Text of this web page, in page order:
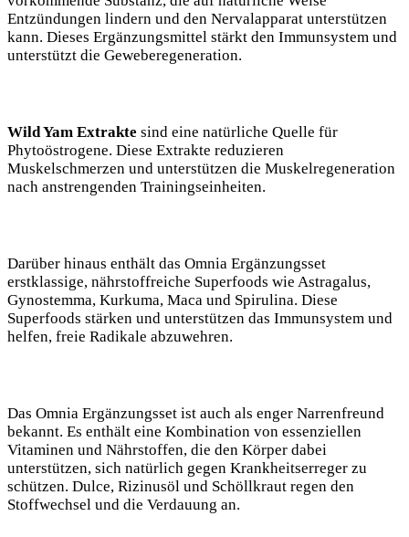
Entzündungen lindern und den Nervalapparat unterstützen
kann. Dieses Ergänzungsmittel stärkt den Immunsystem und
unterstützt die Geweberegeneration.
Wild Yam Extrakte sind eine natürliche Quelle für
Phytoöstrogene. Diese Extrakte reduzieren
Muskelschmerzen und unterstützen die Muskelregeneration
nach anstrengenden Trainingseinheiten.
Darüber hinaus enthält das Omnia Ergänzungsset
erstklassige, nährstoffreiche Superfoods wie Astragalus,
Gynostemma, Kurkuma, Maca und Spirulina. Diese
Superfoods stärken und unterstützen das Immunsystem und
helfen, freie Radikale abzuwehren.
Das Omnia Ergänzungsset ist auch als enger Narrenfreund
bekannt. Es enthält eine Kombination von essenziellen
Vitaminen und Nährstoffen, die den Körper dabei
unterstützen, sich natürlich gegen Krankheitserreger zu
schützen. Dulce, Rizinusöl und Schöllkraut regen den
Stoffwechsel und die Verdauung an.